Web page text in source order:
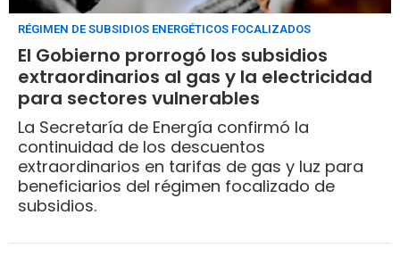
RÉGIMEN DE SUBSIDIOS ENERGÉTICOS FOCALIZADOS
El Gobierno prorrogó los subsidios
extraordinarios al gas y la electricidad
para sectores vulnerables
La Secretaría de Energía confirmó la
continuidad de los descuentos
extraordinarios en tarifas de gas y luz para
beneficiarios del régimen focalizado de
subsidios.